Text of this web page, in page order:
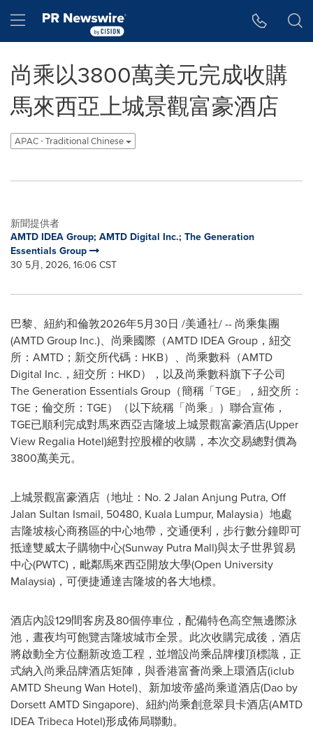
Hamburger menu
尚乘以3800萬美元完成收購
馬來西亞上城景觀富豪酒店
APAC - Traditional Chinese
新聞提供者
AMTD IDEA Group; AMTD Digital Inc.; The Generation
Essentials Group
30 5月, 2026, 16:06 CST
巴黎、紐約和倫敦2026年5月30日 /美通社/ -- 尚乘集團
(AMTD Group Inc.)、尚乘國際（AMTD IDEA Group，紐交
所：AMTD；新交所代碼：HKB）、尚乘數科（AMTD
Digital Inc.，紐交所：HKD），以及尚乘數科旗下子公司
The Generation Essentials Group（簡稱 「TGE 」
，紐交所：
TGE；倫交所：TGE）（以下統稱 「尚乘 」 ）聯合宣佈，
TGE已順利完成對馬來西亞吉隆坡上城景觀富豪酒店(Upper
View Regalia Hotel)絕對控股權的收購，本次交易總對價為
3800萬美元。
上城景觀富豪酒店（地址：No. 2 Jalan Anjung Putra, Off
Jalan Sultan Ismail, 50480, Kuala Lumpur, Malaysia）地處
吉隆坡核心商務區的中心地帶，交通便利，步行數分鐘即可
抵達雙威太子購物中心(Sunway Putra Mall)與太子世界貿易
中心(PWTC)，毗鄰馬來西亞開放大學(Open University
Malaysia)，可便捷通達吉隆坡的各大地標。
酒店內設129間客房及80個停車位，配備特色高空無邊際泳
池，晝夜均可飽覽吉隆坡城市全景。此次收購完成後，酒店
將啟動全方位翻新改造工程，並增設尚乘品牌樓頂標識，正
式納入尚乘品牌酒店矩陣，與香港富薈尚乘上環酒店(iclub
AMTD Sheung Wan Hotel)、新加坡帝盛尚乘道酒店(Dao by
Dorsett AMTD Singapore)、紐約尚乘創意翠貝卡酒店(AMTD
IDEA Tribeca Hotel)形成佈局聯動。